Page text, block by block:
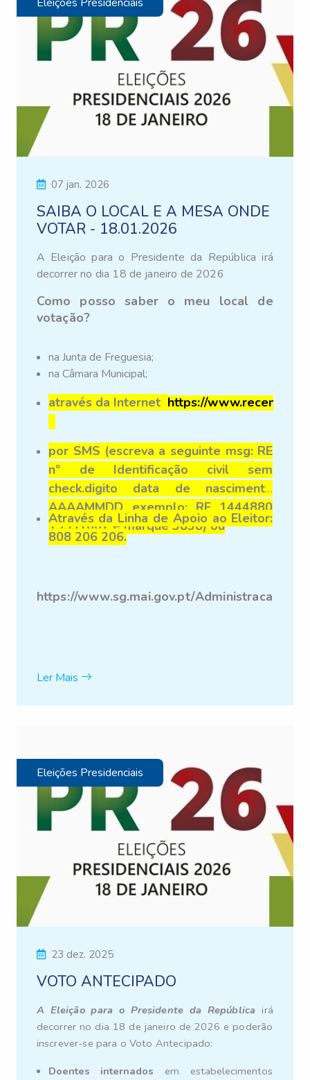
07 jan. 2026
SAIBA O LOCAL E A MESA ONDE
VOTAR - 18.01.2026
A Eleição para o Presidente da República irá
decorrer no dia 18 de janeiro de 2026
Como posso saber o meu local de
votação?
na Junta de Freguesia;
na Câmara Municipal;
através da Internet https://
por SMS (escreva a seguinte msg: RE
nº de Identificação civil sem
check.digito data de nascimento
AAAAMMDD exemplo: RE 1444880
19531007 e marque 3838) ou
Através da Linha de Apoio ao Eleitor:
808 206 206.
https://www.sg.mai.gov.pt/
Ler Mais
Eleições Presidenciais
23 dez. 2025
VOTO ANTECIPADO
A Eleição para o Presidente da República irá
decorrer no dia 18 de janeiro de 2026 e poderão
inscrever-se para o Voto Antecipado:
Doentes internados em estabelecimentos